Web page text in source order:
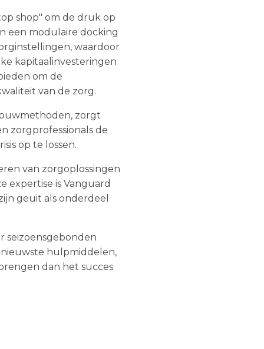
shop" om de druk op
een modulaire docking
waardoor
kapitaalinvesteringen
om de
van de zorg.
zorgt
zorgprofessionals de
op te lossen.
van zorgoplossingen
expertise is Vanguard
geuit als onderdeel
seizoensgebonden
hulpmiddelen,
dan het succes